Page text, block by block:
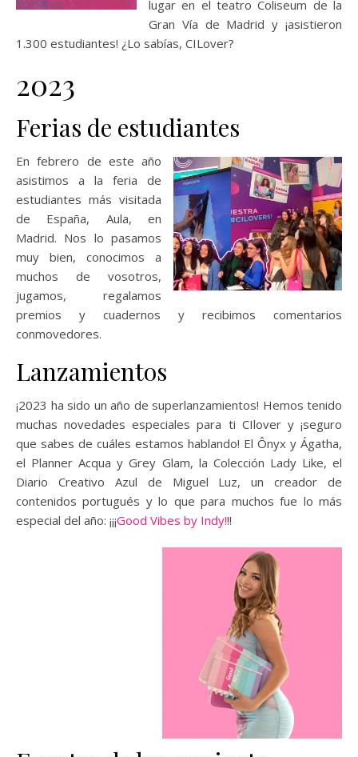
lugar en el teatro Coliseum de la
Gran Vía de Madrid y ¡asistieron
1.300 estudiantes! ¿Lo sabías, CILover?
2023
Ferias de estudiantes
En febrero de este año
asistimos a la feria de
estudiantes más visitada
de España, Aula, en
Madrid. Nos lo pasamos
muy bien, conocimos a
muchos de vosotros,
jugamos, regalamos
premios y cuadernos y recibimos comentarios
conmovedores.
Lanzamientos
¡2023 ha sido un año de superlanzamientos! Hemos tenido
muchas novedades especiales para ti CIlover y ¡seguro
que sabes de cuáles estamos hablando! El Ônyx y Ágatha,
el Planner Acqua y Grey Glam, la Colección Lady Like, el
Diario Creativo Azul de Miguel Luz, un creador de
contenidos portugués y lo que para muchos fue lo más
especial del año: ¡¡¡Good Vibes by Indy!!!